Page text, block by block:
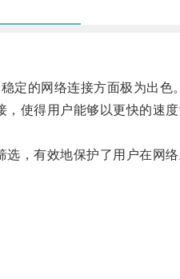
的网络连接方面极为出色。
得用户能够以更快的速度
有效地保护了用户在网络